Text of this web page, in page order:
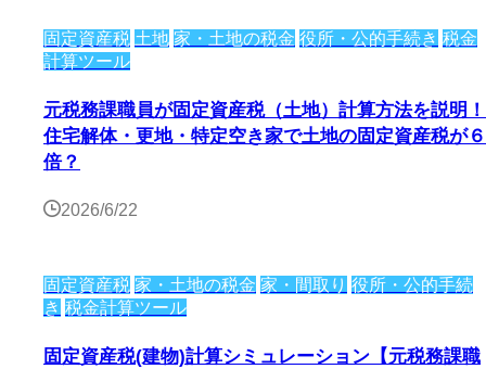
固定資産税 土地 家・土地の税金 役所・公的手続き 税金
計算ツール
元税務課職員が固定資産税（土地）計算方法を説明！
住宅解体・更地・特定空き家で土地の固定資産税が６
倍？
2026/6/22
固定資産税 家・土地の税金 家・間取り 役所・公的手続
き 税金計算ツール
固定資産税(建物)計算シミュレーション【元税務課職